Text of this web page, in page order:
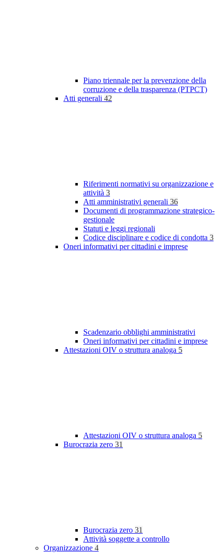
Piano triennale per la prevenzione della
corruzione e della trasparenza (PTPCT)
Atti generali 42
Riferimenti normativi su organizzazione e
attività 3
Atti amministrativi generali 36
Documenti di programmazione strategico-
gestionale
Statuti e leggi regionali
Codice disciplinare e codice di condotta 3
Oneri informativi per cittadini e imprese
Scadenzario obblighi amministrativi
Oneri informativi per cittadini e imprese
Attestazioni OIV o struttura analoga 5
Attestazioni OIV o struttura analoga 5
Burocrazia zero 31
Burocrazia zero 31
Attività soggette a controllo
Organizzazione 4